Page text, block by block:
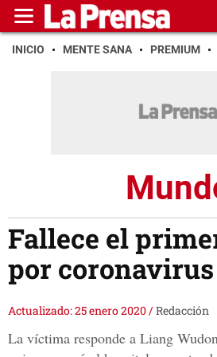
INICIO MENTE SANA PREMIUM
Fallece el
por
Actualizado: 25 enero 2020/Redacción
La víctima responde a Liang